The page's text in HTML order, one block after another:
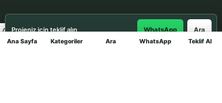
Ana Sayfa Kategoriler Ara WhatsApp Teklif Al
Hizmetler
Uygulama
Projeniz için teklif alın WhatsApp Ara